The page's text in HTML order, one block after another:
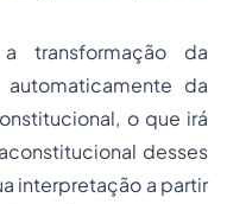
transformação da
da
o que irá
desses
interpretação a partir